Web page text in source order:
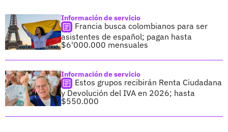
Información de servicio
Francia busca colombianos para ser
asistentes de español; pagan hasta
$6'000.000 mensuales
Información de servicio
Estos grupos recibirán Renta Ciudadana
y Devolución del IVA en 2026; hasta
$550.000